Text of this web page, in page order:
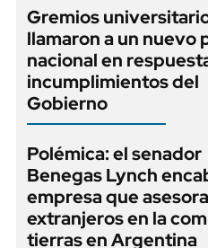
Gremios
llamaron a un nuevo
nacional en
incumplimientos del
Gobierno
Polémica: el senador
Benegas Lynch
empresa que
extranjeros en la
tierras en Argentina